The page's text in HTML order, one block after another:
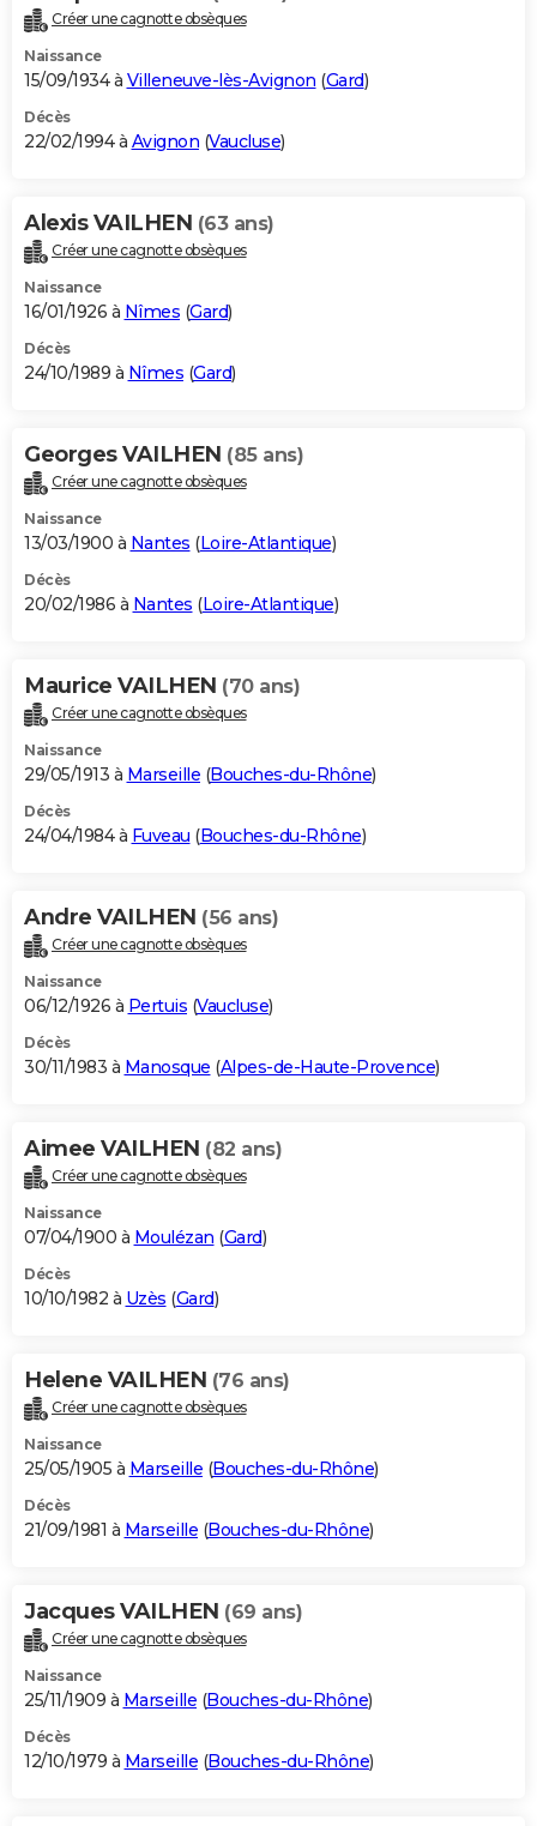
Créer une cagnotte obsèques
Naissance
15/09/1934 à Villeneuve-lès-Avignon (Gard)
Décès
22/02/1994 à Avignon (Vaucluse)
Alexis VAILHEN (63 ans)
Créer une cagnotte obsèques
Naissance
16/01/1926 à Nîmes (Gard)
Décès
24/10/1989 à Nîmes (Gard)
Georges VAILHEN (85 ans)
Créer une cagnotte obsèques
Naissance
13/03/1900 à Nantes (Loire-Atlantique)
Décès
20/02/1986 à Nantes (Loire-Atlantique)
Maurice VAILHEN (70 ans)
Créer une cagnotte obsèques
Naissance
29/05/1913 à Marseille (Bouches-du-Rhône)
Décès
24/04/1984 à Fuveau (Bouches-du-Rhône)
Andre VAILHEN (56 ans)
Créer une cagnotte obsèques
Naissance
06/12/1926 à Pertuis (Vaucluse)
Décès
30/11/1983 à Manosque (Alpes-de-Haute-Provence)
Aimee VAILHEN (82 ans)
Créer une cagnotte obsèques
Naissance
07/04/1900 à Moulézan (Gard)
Décès
10/10/1982 à Uzès (Gard)
Helene VAILHEN (76 ans)
Créer une cagnotte obsèques
Naissance
25/05/1905 à Marseille (Bouches-du-Rhône)
Décès
21/09/1981 à Marseille (Bouches-du-Rhône)
Jacques VAILHEN (69 ans)
Créer une cagnotte obsèques
Naissance
25/11/1909 à Marseille (Bouches-du-Rhône)
Décès
12/10/1979 à Marseille (Bouches-du-Rhône)